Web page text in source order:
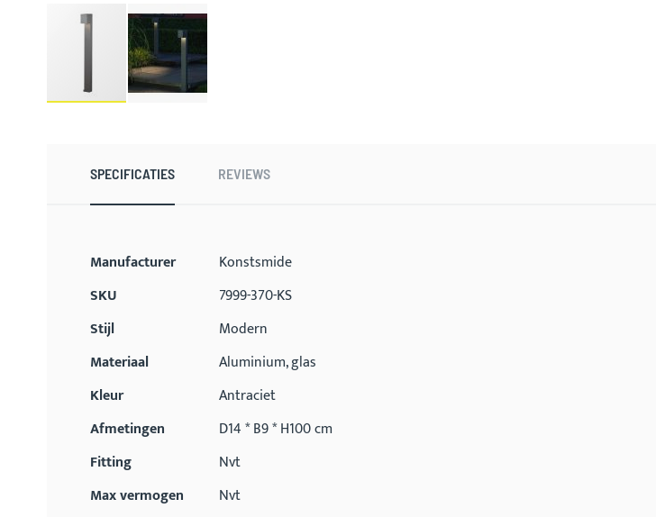
SPECIFICATIES REVIEWS
Meer
Manufacturer
Konstsmide
SKU
7999-370-KS
Stijl
Modern
Materiaal
Aluminium, glas
Kleur
Antraciet
Afmetingen
D14 * B9 * H100 cm
Fitting
Nvt
Max vermogen
Nvt